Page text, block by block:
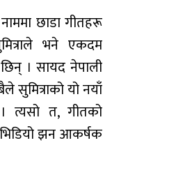
छाडा गीतहरू
भने एकदम
। सायद नेपाली
सुमित्राको यो नयाँ
त्यसो त, गीतको
झन आकर्षक